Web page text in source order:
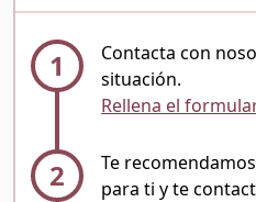
1
Contacta con
situación.
Rellena el
2
Te
para ti y te